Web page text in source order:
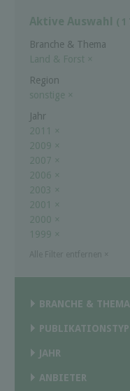
Aktive Auswahl (
Branche & Thema
Land & Forst ×
Region
sonstige ×
Jahr
2011
×
2009 ×
2007 ×
2006 ×
2003 ×
2001
×
2000 ×
1999 ×
BRANCHE & THEMA
PUBLIKATIONSTYP
JAHR
ANBIETER